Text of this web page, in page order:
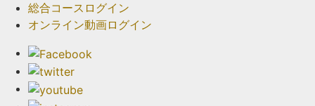
総合コースログイン
オンライン動画ログイン